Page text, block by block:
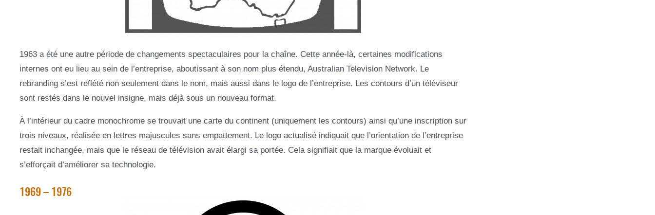
1963 a été une autre période de changements spectaculaires pour la chaîne. Cette année-là, certaines modifications
internes ont eu lieu au sein de l’entreprise, aboutissant à son nom plus étendu, Australian Television Network. Le
rebranding s’est reflété non seulement dans le nom, mais aussi dans le logo de l’entreprise. Les contours d’un téléviseur
sont restés dans le nouvel insigne, mais déjà sous un nouveau format.
À l’intérieur du cadre monochrome se trouvait une carte du continent (uniquement les contours) ainsi qu’une inscription sur
trois niveaux, réalisée en lettres majuscules sans empattement. Le logo actualisé indiquait que l’orientation de l’entreprise
restait inchangée, mais que le réseau de télévision avait élargi sa portée. Cela signifiait que la marque évoluait et
s’efforçait d’améliorer sa technologie.
1969 – 1976